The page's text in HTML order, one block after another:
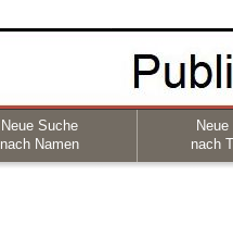
Neue Suche
nach Namen
nach